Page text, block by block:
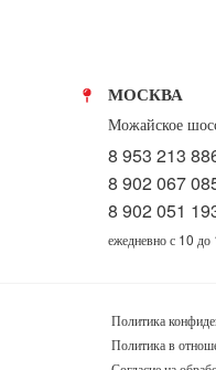
МОСКВА
Можайское
8 953 213
8 902 067
8 902 051
ежедневно с 10 до
Политика
Политика в